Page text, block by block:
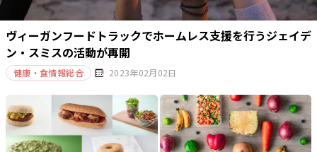
ヴィーガンフードトラックでホームレス支援を行うジェイデ
ン・スミスの活動が再開
健康・食情報総合 2023年02月02日